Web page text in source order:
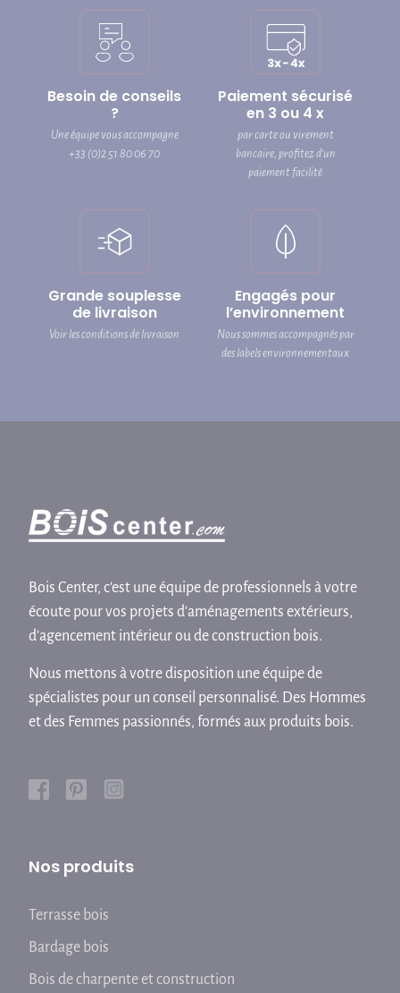
Besoin de conseils
?
Une équipe vous accompagne
+33 (0)2 51 80 06 70
Paiement sécurisé
en 3 ou 4 x
par carte ou virement
bancaire, profitez d’un
paiement facilité
Grande souplesse
de livraison
Voir les conditions de livraison
Engagés pour
l’environnement
Nous sommes accompagnés par
des labels environnementaux
Bois Center, c'est une équipe de professionnels à votre
écoute pour vos projets d'aménagements extérieurs,
d'agencement intérieur ou de construction bois.
Nous mettons à votre disposition une équipe de
spécialistes pour un conseil personnalisé. Des Hommes
et des Femmes passionnés, formés aux produits bois.
Nos produits
Terrasse bois
Bardage bois
Bois de charpente et construction